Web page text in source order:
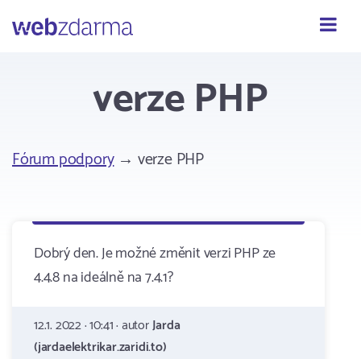
Webzdarma
verze PHP
Fórum podpory→ verze PHP
Dobrý den. Je možné změnit verzi PHP ze
4.4.8 na ideálně na 7.4.1?
12.1. 2022 · 10:41 · autorJarda
(jardaelektrikar.zaridi.to)